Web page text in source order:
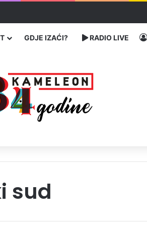
centar Srebrenica
GDJE IZAĆI? RADIO LIVE
sud